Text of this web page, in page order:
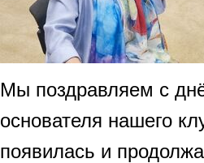
Мы поздравляем с
основателя нашего
появилась и